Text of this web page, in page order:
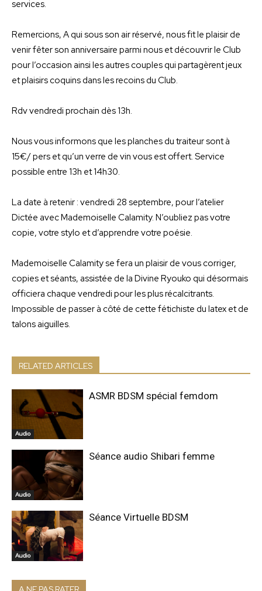
services.
Remercions, A qui sous son air réservé, nous fit le plaisir de
venir fêter son anniversaire parmi nous et découvrir le Club
pour l’occasion ainsi les autres couples qui partagèrent jeux
et plaisirs coquins dans les recoins du Club.
Rdv vendredi prochain dès 13h.
Nous vous informons que les planches du traiteur sont à
15€/ pers et qu’un verre de vin vous est offert. Service
possible entre 13h et 14h30.
La date à retenir : vendredi 28 septembre, pour l’atelier
Dictée avec Mademoiselle Calamity. N’oubliez pas votre
copie, votre stylo et d’apprendre votre poésie.
Mademoiselle Calamity se fera un plaisir de vous corriger,
copies et séants, assistée de la Divine Ryouko qui désormais
officiera chaque vendredi pour les plus récalcitrants.
Impossible de passer à côté de cette fétichiste du latex et de
talons aiguilles.
RELATED ARTICLES
Audio
ASMR BDSM spécial femdom
Audio
Séance audio Shibari femme
Audio
Séance Virtuelle BDSM